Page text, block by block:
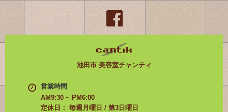
池田市 美容室チャンティ
営業時間
AM9:30 ~ PM6:00
定休日： 毎週月曜日 / 第3日曜日